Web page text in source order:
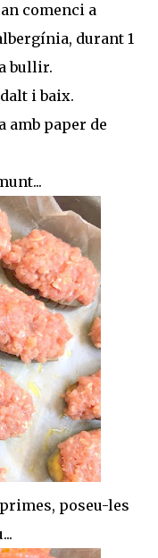
comenci a
durant 1
bullir.
i baix.
amb paper de
poseu-les